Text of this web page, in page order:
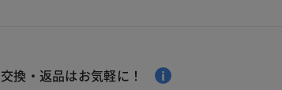
交換・返品はお気軽に！